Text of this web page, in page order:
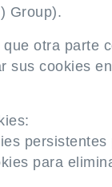
Group).
otra parte
sus cookies
para